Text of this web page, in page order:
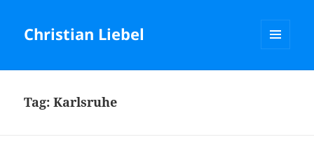
Christian Liebel
Tag:Karlsruhe